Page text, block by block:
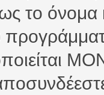
το όνομα